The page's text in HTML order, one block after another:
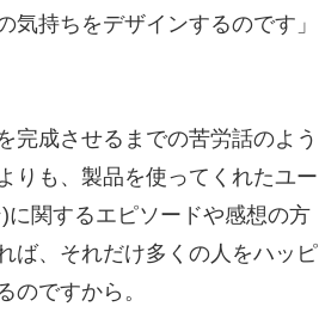
持ちをデザインするのです」
完成させるまでの苦労話のよう
りも、製品を使ってくれたユー
関するエピソードや感想の方
ば、それだけ多くの人をハッピ
のですから。